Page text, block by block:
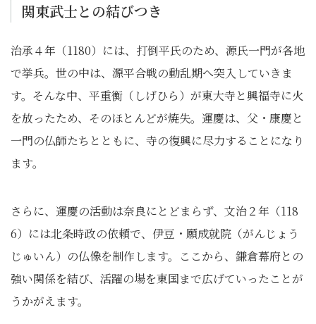
関東武士との結びつき
治承４年（1180）には、打倒平氏のため、源氏一門が各地
で挙兵。世の中は、源平合戦の動乱期へ突入していきま
す。そんな中、平重衡（しげひら）が東大寺と興福寺に火
を放ったため、そのほとんどが焼失。運慶は、父・康慶と
一門の仏師たちとともに、寺の復興に尽力することになり
ます。
さらに、運慶の活動は奈良にとどまらず、文治２年（118
6）には北条時政の依頼で、伊豆・願成就院（がんじょう
じゅいん）の仏像を制作します。ここから、鎌倉幕府との
強い関係を結び、活躍の場を東国まで広げていったことが
うかがえます。